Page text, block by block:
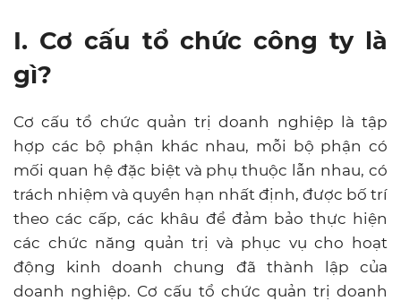
I. Cơ cấu tổ chức công ty là
gì?
Cơ cấu tổ chức quản trị doanh nghiệp là tập
hợp các bộ phận khác nhau, mỗi bộ phận có
mối quan hệ đặc biệt và phụ thuộc lẫn nhau, có
trách nhiệm và quyền hạn nhất định, được bố trí
theo các cấp, các khâu để đảm bảo thực hiện
các chức năng quản trị và phục vụ cho hoạt
động kinh doanh chung đã thành lập của
doanh nghiệp. Cơ cấu tổ chức quản trị doanh